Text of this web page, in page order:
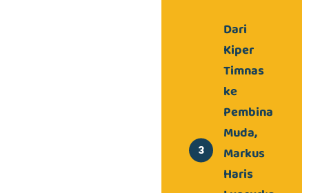
Dari
Kiper
Timnas
ke
Pembina
Muda,
Markus
Haris